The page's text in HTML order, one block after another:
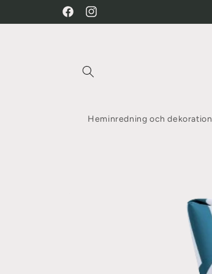
FacebookInstagram
Heminredning och dekoration